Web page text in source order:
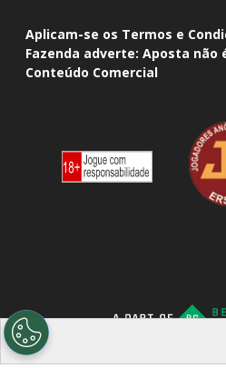
Aplicam-se os Termos e
Fazenda adverte: Aposta
Conteúdo Comercial